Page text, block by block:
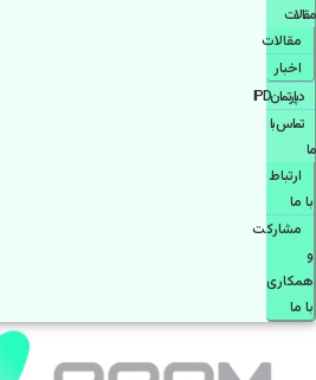
مقالات
مقالات
اخبار
دپارتمانIPD
تماس با
ما
ارتباط
با ما
مشاركت
و
همكاری
با ما